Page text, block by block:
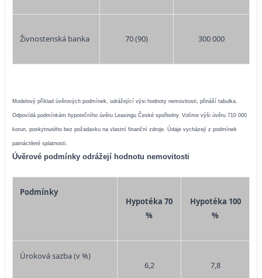
Živnostenská banka 70 (90) 300 000
Modelový příklad úvěrových podmínek, odrážející výsi hodnoty nemovitosti, přináší tabulka.
Odpovídá podmínkám hypotečního úvěru Leasingu České spořitelny. Volíme výši úvěru 710 000
korun, poskytnutého bez požadavku na vlastní finanční zdroje. Údaje vycházejí z podmínek
patnáctileté splatnosti.
Úvěrové podmínky odrážejí hodnotu nemovitosti
Podmínky
Hypotéka 70
%
Hypotéka 100
%
Úroková sazba (v %)
6,2
7,8